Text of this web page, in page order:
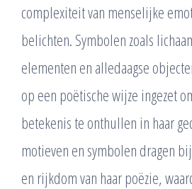
complexiteit van menselijke
belichten. Symbolen zoals
elementen en alledaagse
op een poëtische wijze ingezet
betekenis te onthullen in haar
motieven en symbolen dragen
en rijkdom van haar poëzie,